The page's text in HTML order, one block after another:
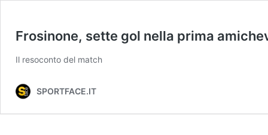
Frosinone, sette gol nella prima
Il resoconto del match
SPORTFACE.IT